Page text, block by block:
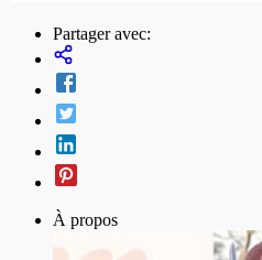
Partager avec:
À propos